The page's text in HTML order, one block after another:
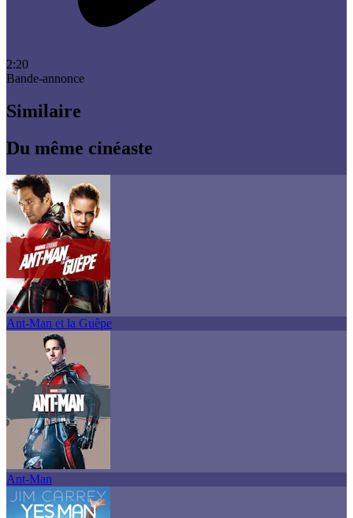
2:20
Bande-annonce
Similaire
Du même cinéaste
Ant-Man et la Guêpe
Ant-Man